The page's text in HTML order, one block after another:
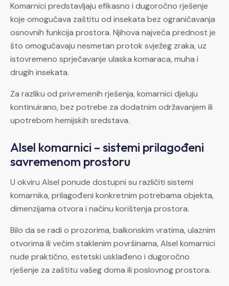
Komarnici predstavljaju efikasno i dugoročno rješenje
koje omogućava zaštitu od insekata bez ograničavanja
osnovnih funkcija prostora. Njihova najveća prednost je
što omogućavaju nesmetan protok svježeg zraka, uz
istovremeno sprječavanje ulaska komaraca, muha i
drugih insekata.
Za razliku od privremenih rješenja, komarnici djeluju
kontinuirano, bez potrebe za dodatnim održavanjem ili
upotrebom hemijskih sredstava.
Alsel komarnici – sistemi prilagođeni
savremenom prostoru
U okviru Alsel ponude dostupni su različiti sistemi
komarnika, prilagođeni konkretnim potrebama objekta,
dimenzijama otvora i načinu korištenja prostora.
Bilo da se radi o prozorima, balkonskim vratima, ulaznim
otvorima ili većim staklenim površinama, Alsel komarnici
nude praktično, estetski usklađeno i dugoročno
rješenje za zaštitu vašeg doma ili poslovnog prostora.